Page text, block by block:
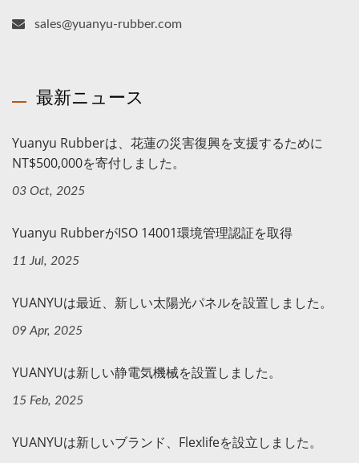
sales@yuanyu-rubber.com
最新ニュース
Yuanyu Rubberは、花蓮の災害復興を支援するために
NT$500,000を寄付しました。
03 Oct, 2025
Yuanyu RubberがISO 14001環境管理認証を取得
11 Jul, 2025
YUANYUは最近、新しい太陽光パネルを設置しました。
09 Apr, 2025
YUANYUは新しい静電気機械を設置しました。
15 Feb, 2025
YUANYUは新しいブランド、Flexlifeを設立しました。